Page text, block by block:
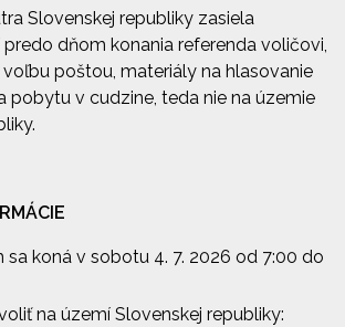
Slovenskej republiky zasiela
dňom konania referenda voličovi,
poštou, materiály na hlasovanie
pobytu v cudzine, teda nie na územie
sa koná v sobotu 4. 7. 2026 od 7:00 do
na území Slovenskej republiky: